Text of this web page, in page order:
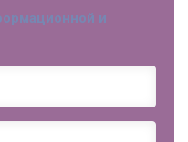
и